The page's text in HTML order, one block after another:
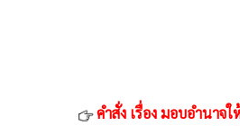
คําสั่ง เรื่อง มอบอํานาจ